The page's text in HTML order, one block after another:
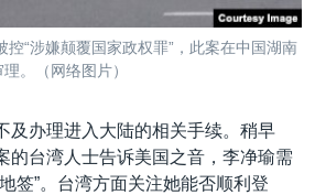
控“涉嫌颠覆国家政权罪”，此案在中国湖南
。（网络图片）
及办理进入大陆的相关手续。稍早
的台湾人士告诉美国之音，李净瑜需
签”。台湾方面关注她能否顺利登